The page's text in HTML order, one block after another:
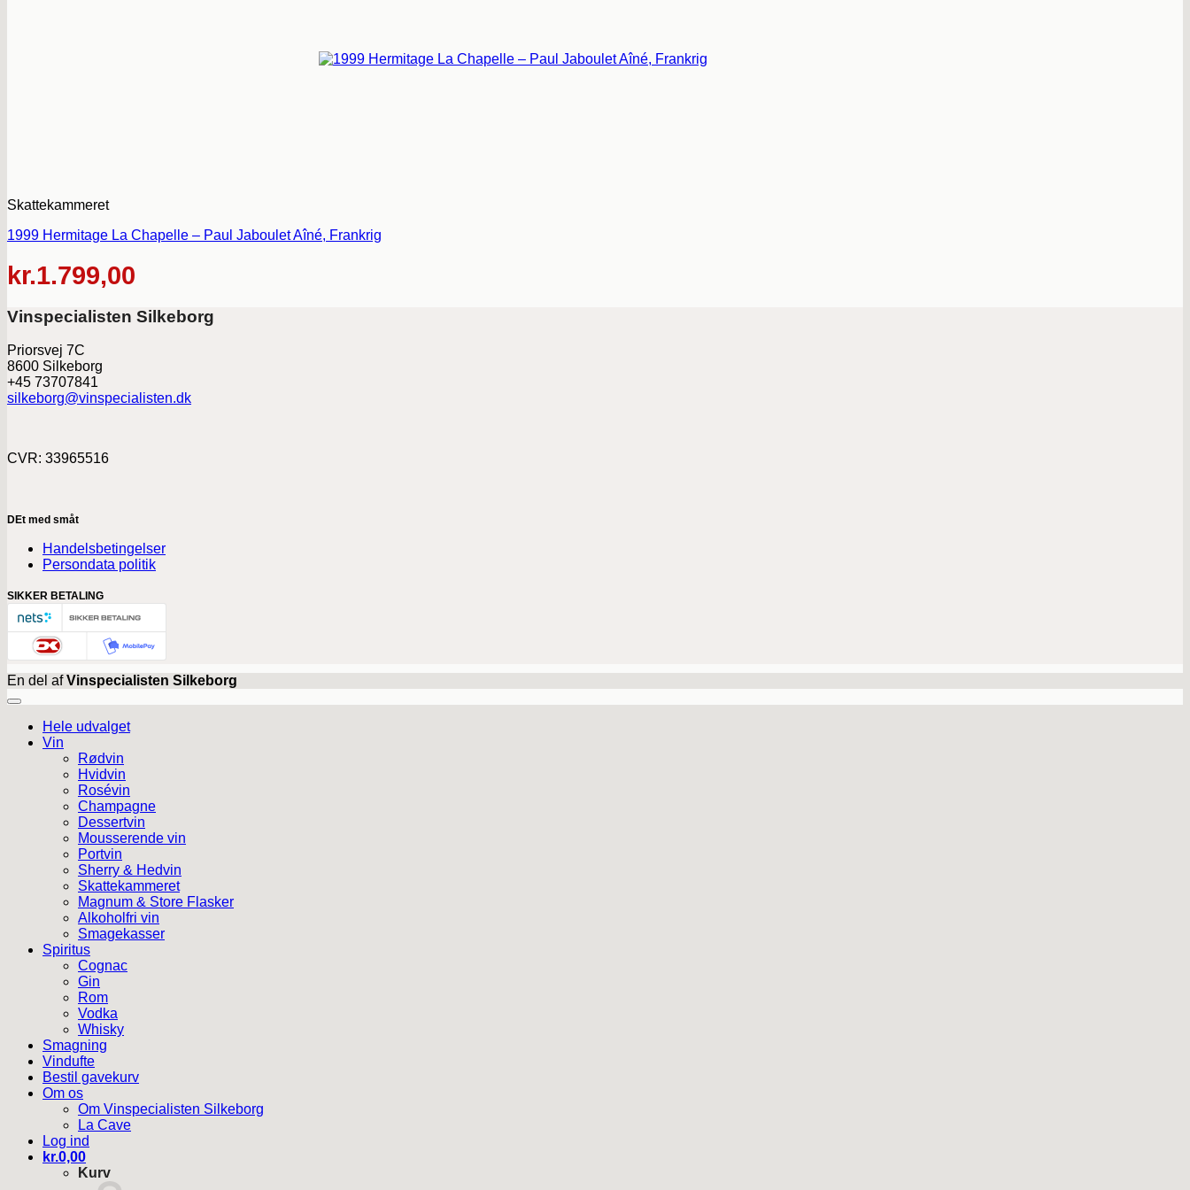
Skattekammeret
1999 Hermitage La Chapelle – Paul Jaboulet Aîné, Frankrig
kr.1.799,00
Vinspecialisten Silkeborg
Priorsvej 7C
8600 Silkeborg
+45 73707841
silkeborg@vinspecialisten.dk
CVR: 33965516
DEt med småt
Handelsbetingelser
Persondata politik
SIKKER BETALING
En del afVinspecialisten Silkeborg
Hele udvalget
Vin
Rødvin
Hvidvin
Rosévin
Champagne
Dessertvin
Mousserende vin
Portvin
Sherry & Hedvin
Skattekammeret
Magnum & Store Flasker
Alkoholfri vin
Smagekasser
Spiritus
Cognac
Gin
Rom
Vodka
Whisky
Smagning
Vindufte
Bestil gavekurv
Om os
Om Vinspecialisten Silkeborg
La Cave
Log ind
kr.0,00
Kurv